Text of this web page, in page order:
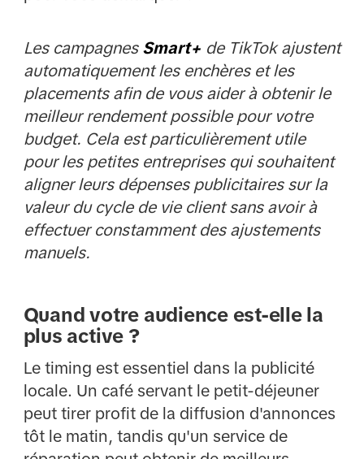
Les campagnes Smart+ de TikTok ajustent
automatiquement les enchères et les
placements afin de vous aider à obtenir le
meilleur rendement possible pour votre
budget. Cela est particulièrement utile
pour les petites entreprises qui souhaitent
aligner leurs dépenses publicitaires sur la
valeur du cycle de vie client sans avoir à
effectuer constamment des ajustements
manuels.
Quand votre audience est-elle la
plus active ?
Le timing est essentiel dans la publicité
locale. Un café servant le petit-déjeuner
peut tirer profit de la diffusion d'annonces
tôt le matin, tandis qu'un service de